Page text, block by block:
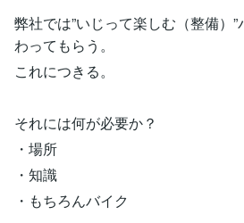
弊社では”いじって楽しむ（整備）
わってもらう。
これにつきる。
それには何が必要か？
・場所
・知識
・もちろんバイク